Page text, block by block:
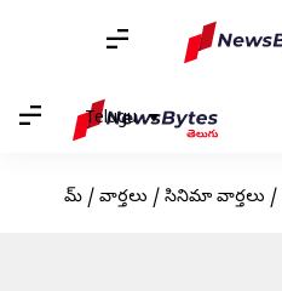
Telugu
హోమ్ / వార్తలు / సినిమా వార్తలు /